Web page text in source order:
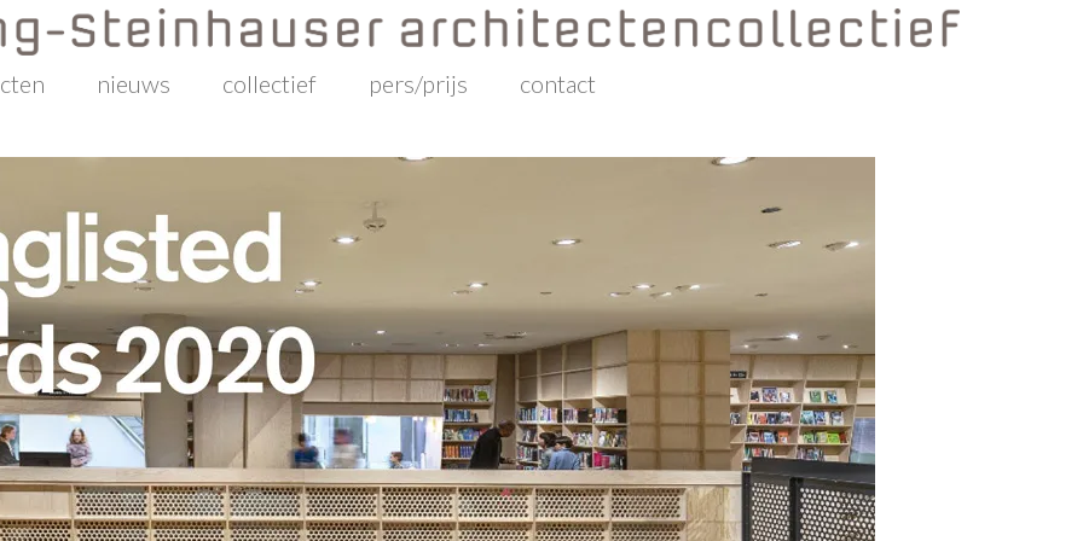
nieuws collectief pers/prijs contact